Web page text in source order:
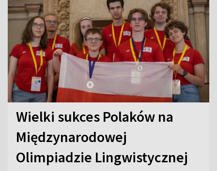
Wielki sukces Polaków na
Międzynarodowej
Olimpiadzie Lingwistycznej